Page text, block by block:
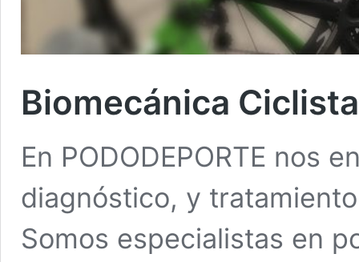
Biomecánica Ciclista
En PODODEPORTE nos
diagnóstico, y
Somos especialistas en